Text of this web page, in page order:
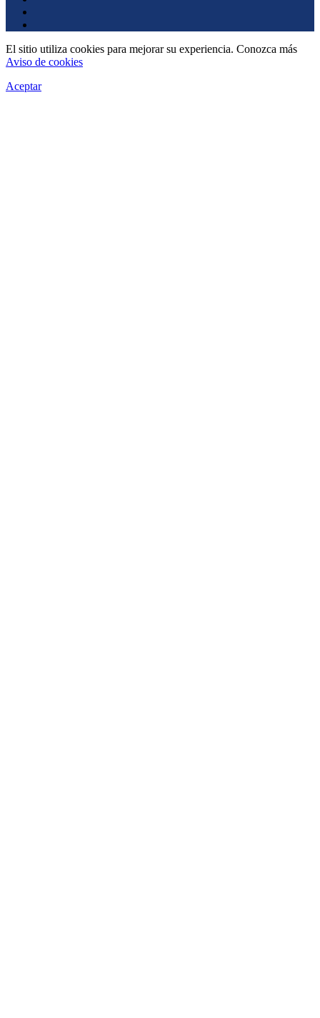
El sitio utiliza cookies para mejorar su experiencia. Conozca más
Aviso de cookies
Aceptar